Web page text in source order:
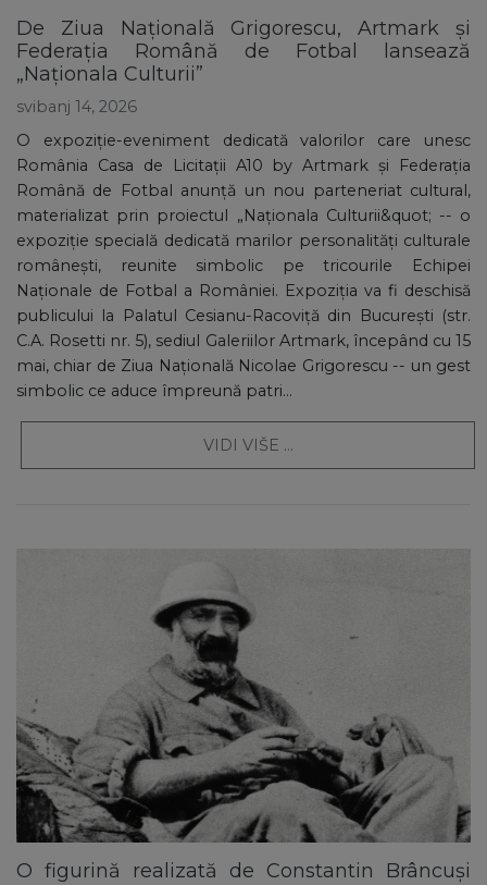
De Ziua Națională Grigorescu, Artmark și
Federația Română de Fotbal lansează
„Naționala Culturii”
svibanj 14, 2026
O expoziție-eveniment dedicată valorilor care unesc
România Casa de Licitații A10 by Artmark și Federația
Română de Fotbal anunță un nou parteneriat cultural,
materializat prin proiectul „Naționala Culturii&quot; -- o
expoziție specială dedicată marilor personalități culturale
românești, reunite simbolic pe tricourile Echipei
Naționale de Fotbal a României. Expoziția va fi deschisă
publicului la Palatul Cesianu-Racoviță din București (str.
C.A. Rosetti nr. 5), sediul Galeriilor Artmark, începând cu 15
mai, chiar de Ziua Națională Nicolae Grigorescu -- un gest
simbolic ce aduce împreună patri...
VIDI VIŠE ...
O figurină realizată de Constantin Brâncuși